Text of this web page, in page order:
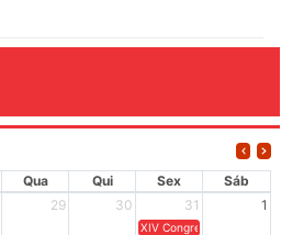
Qua Qui Sex
Sáb
29 30 31 1
XIV Congresso Brasileiro